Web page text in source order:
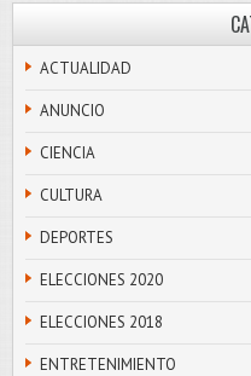
ACTUALIDAD
ANUNCIO
CIENCIA
CULTURA
DEPORTES
ELECCIONES 2020
ELECCIONES 2018
ENTRETENIMIENTO